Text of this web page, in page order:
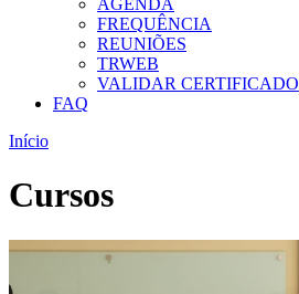
AGENDA
FREQUÊNCIA
REUNIÕES
TRWEB
VALIDAR CERTIFICADO
FAQ
Início
Cursos